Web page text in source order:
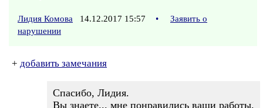
Лидия Комова 14.12.2017 15:57 •
Заявить о
нарушении
+ добавить замечания
Спасибо, Лидия.
Вы знаете... мне понравились ваши работы.